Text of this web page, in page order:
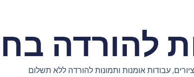
להורדה
ציורים, עבודות אומנות ותמונות להורדה ללא תשלום